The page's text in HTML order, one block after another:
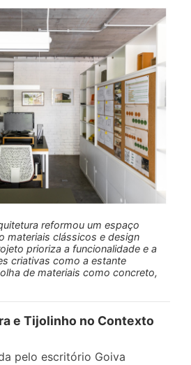
reformou um espaço
materiais clássicos e design
prioriza a funcionalidade e a
criativas como a estante
de materiais como concreto,
e Tijolinho no Contexto
pelo escritório Goiva